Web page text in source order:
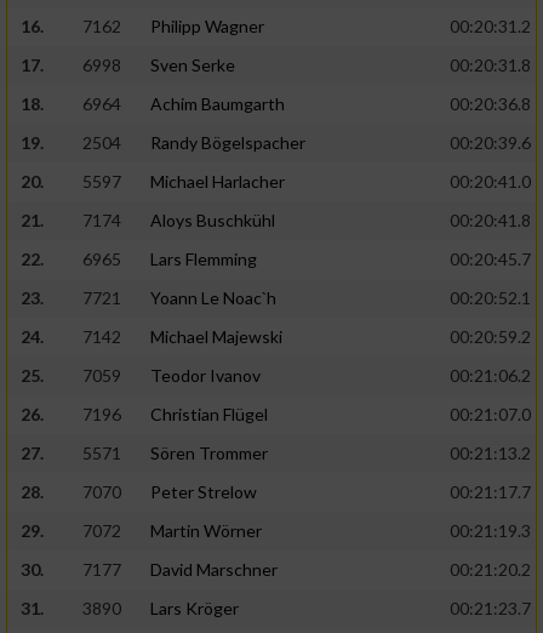
16.
7162 Philipp Wagner
00:20:31.2
17.
6998 Sven Serke
00:20:31.8
18.
6964 Achim Baumgarth
00:20:36.8
19.
2504 Randy Bögelspacher
00:20:39.6
20.
5597 Michael Harlacher
00:20:41.0
21.
7174 Aloys Buschkühl
00:20:41.8
22.
6965 Lars Flemming
00:20:45.7
23.
7721 Yoann Le Noac`h
00:20:52.1
24.
7142 Michael Majewski
00:20:59.2
25.
7059 Teodor Ivanov
00:21:06.2
26.
7196 Christian Flügel
00:21:07.0
27.
5571 Sören Trommer
00:21:13.2
28.
7070 Peter Strelow
00:21:17.7
29.
7072 Martin Wörner
00:21:19.3
30.
7177 David Marschner
00:21:20.2
31.
3890 Lars Kröger
00:21:23.7